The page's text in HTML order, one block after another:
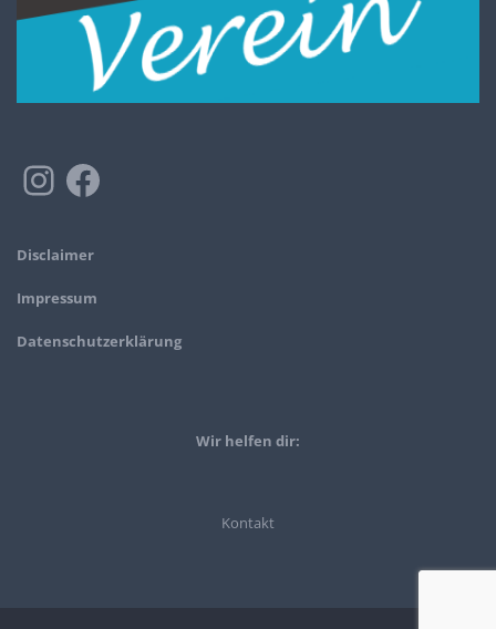
Disclaimer
Impressum
Datenschutzerklärung
Wir helfen dir:
Kontakt